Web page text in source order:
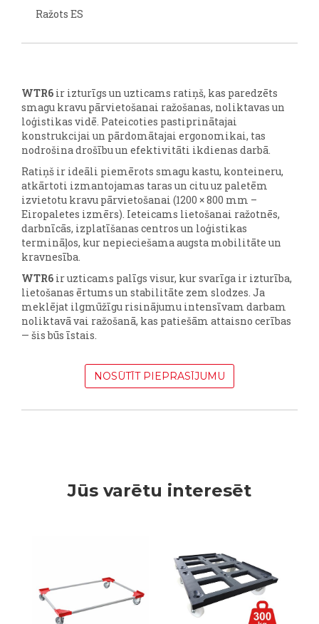
Ražots ES
WTR6 ir izturīgs un uzticams ratiņš, kas paredzēts
smagu kravu pārvietošanai ražošanas, noliktavas un
loģistikas vidē. Pateicoties pastiprinātajai
konstrukcijai un pārdomātajai ergonomikai, tas
nodrošina drošību un efektivitāti ikdienas darbā.
Ratiņš ir ideāli piemērots smagu kastu, konteineru,
atkārtoti izmantojamas taras un citu uz paletēm
izvietotu kravu pārvietošanai (1200 × 800 mm –
Eiropaletes izmērs). Ieteicams lietošanai ražotnēs,
darbnīcās, izplatīšanas centros un loģistikas
termināļos, kur nepieciešama augsta mobilitāte un
kravnesība.
WTR6 ir uzticams palīgs visur, kur svarīga ir izturība,
lietošanas ērtums un stabilitāte zem slodzes. Ja
meklējat ilgmūžīgu risinājumu intensīvam darbam
noliktavā vai ražošanā, kas patiešām attaisno cerības
— šis būs īstais.
NOSŪTĪT PIEPRASĪJUMU
Jūs varētu interesēt